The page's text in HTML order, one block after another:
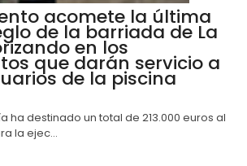
acomete la última
de la barriada de La
en los
que darán servicio a
de la piscina
ha destinado un total de 213.000 euros al
la ejec...